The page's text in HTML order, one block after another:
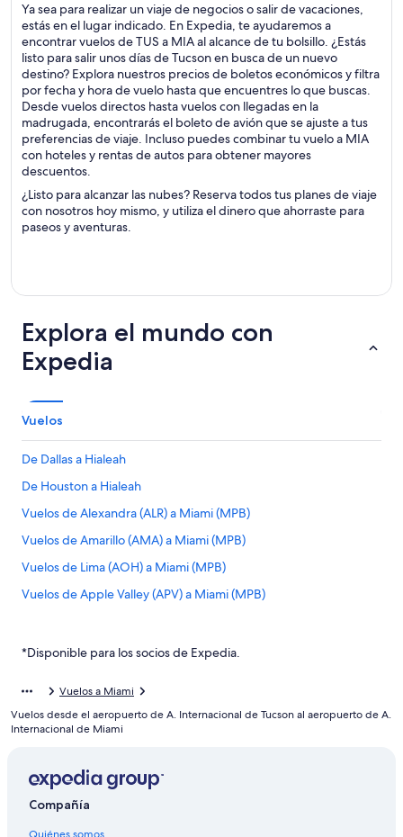
Ya sea para realizar un viaje de negocios o salir de vacaciones,
estás en el lugar indicado. En Expedia, te ayudaremos a
encontrar vuelos de TUS a MIA al alcance de tu bolsillo. ¿Estás
listo para salir unos días de Tucson en busca de un nuevo
destino? Explora nuestros precios de boletos económicos y filtra
por fecha y hora de vuelo hasta que encuentres lo que buscas.
Desde vuelos directos hasta vuelos con llegadas en la
madrugada, encontrarás el boleto de avión que se ajuste a tus
preferencias de viaje. Incluso puedes combinar tu vuelo a MIA
con hoteles y rentas de autos para obtener mayores
descuentos.
¿Listo para alcanzar las nubes? Reserva todos tus planes de viaje
con nosotros hoy mismo, y utiliza el dinero que ahorraste para
paseos y aventuras.
Explora el mundo con
Expedia
Vuelos
De Dallas a Hialeah
De Houston a Hialeah
Vuelos de Alexandra (ALR) a Miami (MPB)
Vuelos de Amarillo (AMA) a Miami (MPB)
Vuelos de Lima (AOH) a Miami (MPB)
Vuelos de Apple Valley (APV) a Miami (MPB)
Vuelos de Barranquilla (BAQ) a Miami (MPB)
Vuelos de Aeropuerto Internacional de Bogotá-El Dorado
(BOG) a Miami (MPB)
Vuelos de Bartow (BOW) a Miami (MPB)
Vuelos de Brownsville (BRO) a Miami (MPB)
*Disponible para los socios de Expedia.
Vuelos a Miami
Vuelos desde el aeropuerto de A. Internacional de Tucson al aeropuerto de A.
Internacional de Miami
Compañía